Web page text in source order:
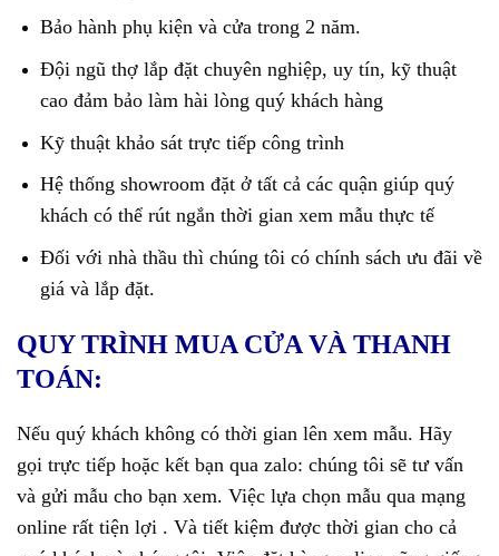
Bảo hành phụ kiện và cửa trong 2 năm.
Đội ngũ thợ lắp đặt chuyên nghiệp, uy tín, kỹ thuật
cao đảm bảo làm hài lòng quý khách hàng
Kỹ thuật khảo sát trực tiếp công trình
Hệ thống showroom đặt ở tất cả các quận giúp quý
khách có thể rút ngắn thời gian xem mẫu thực tế
Đối với nhà thầu thì chúng tôi có chính sách ưu đãi về
giá và lắp đặt.
QUY TRÌNH MUA CỬA VÀ THANH
TOÁN:
Nếu quý khách không có thời gian lên xem mẫu. Hãy
gọi trực tiếp hoặc kết bạn qua zalo: chúng tôi sẽ tư vấn
và gửi mẫu cho bạn xem. Việc lựa chọn mẫu qua mạng
online rất tiện lợi . Và tiết kiệm được thời gian cho cả